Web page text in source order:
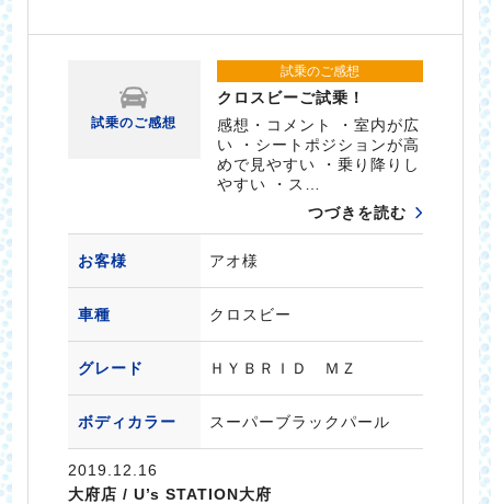
試乗のご感想
試乗のご感想
クロスビーご試乗！
感想・コメント ・室内が広
い ・シートポジションが高
めで見やすい ・乗り降りし
やすい ・ス…
つづきを読む
お客様 アオ様
車種 クロスビー
グレード ＨＹＢＲＩＤ ＭＺ
ボディカラー スーパーブラックパール
2019.12.16
大府店 / U’s STATION大府